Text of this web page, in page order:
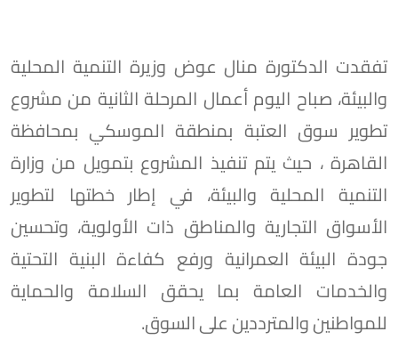
تفقدت الدكتورة منال عوض وزيرة التنمية المحلية
والبيئة، صباح اليوم أعمال المرحلة الثانية من مشروع
تطوير سوق العتبة بمنطقة الموسكي بمحافظة
القاهرة ، حيث يتم تنفيذ المشروع بتمويل من وزارة
التنمية المحلية والبيئة، في إطار خطتها لتطوير
الأسواق التجارية والمناطق ذات الأولوية، وتحسين
جودة البيئة العمرانية ورفع كفاءة البنية التحتية
والخدمات العامة بما يحقق السلامة والحماية
للمواطنين والمترددين على السوق.